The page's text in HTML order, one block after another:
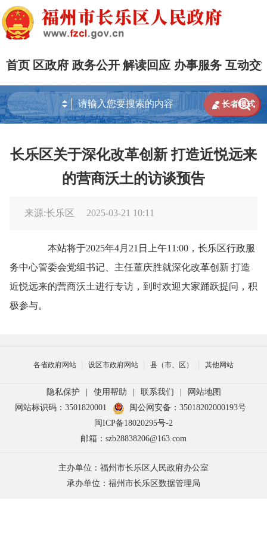
首页 区政府 政务公开 解读回应 办事服务 互动交

 长者模式
长乐区关于深化改革创新 打造近悦远来
的营商沃土的访谈预告
来源:长乐区 2025-03-21 10:11
本站将于2025年4月21日上午11:00，长乐区行政服
务中心管委会党组书记、主任董庆胜就深化改革创新 打造
近悦远来的营商沃土进行专访，到时欢迎大家踊跃提问，积
极参与。
各省政府网站 设区市政府网站 县（市、区） 其他网站
隐私保护 使用帮助 联系我们
网站地图
网站标识码：3501820001
闽公网安备：35018202000193号
闽ICP备18020295号-2
邮箱：szb28838206@163.com
主办单位：福州市长乐区人民政府办公室
承办单位：福州市长乐区数据管理局